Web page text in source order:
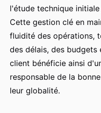
l'étude technique
Cette gestion clé en
fluidité des opérations,
des délais, des budgets
client bénéficie ainsi
responsable de la
leur globalité.